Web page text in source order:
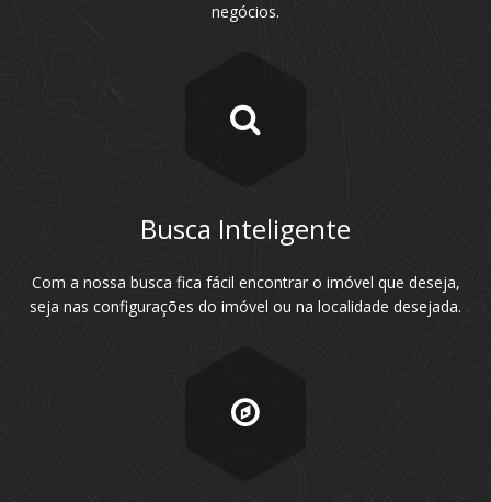
negócios.
Busca Inteligente
Com a nossa busca fica fácil encontrar o imóvel que deseja,
seja nas configurações do imóvel ou na localidade desejada.